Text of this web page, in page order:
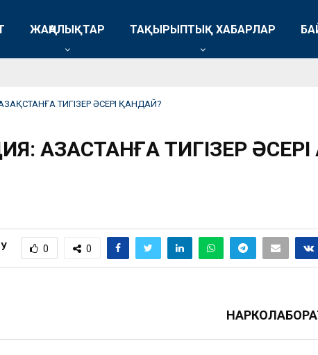
ЖАҢАЛЫҚТАР ТАҚЫРЫПТЫҚ ХАБАРЛАР
ТИГІЗЕР ӘСЕРІ ҚАНДАЙ?
ҚАЗАҚСТАНҒА ТИГІЗЕР ӘСЕРІ
0 0